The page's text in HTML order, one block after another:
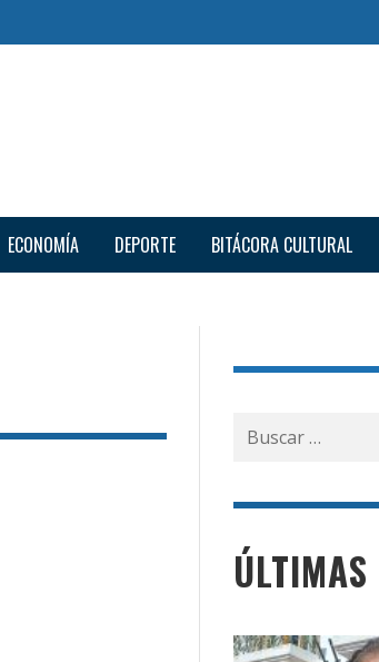
ECONOMÍA DEPORTE BITÁCORA CULTURAL
Buscar
por: